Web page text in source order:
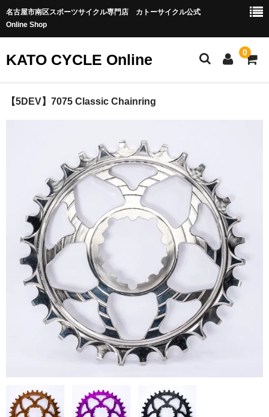
名古屋市南区スポーツサイクル専門店 カトーサイクル公式
Online Shop
KATO CYCLE Online 0
ホーム
バイクカテゴリー
MTB-OFFROAD
ロードバイク
グラベル/シクロクロス
トラック・ピスト
BMX
パーツカテゴリー
MTB グループセット
MTB リアディレーラー
MTBアクスル
MTBアクセサリー
【5DEV】7075 Classic Chainring